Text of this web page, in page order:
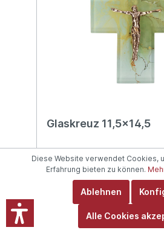
Glaskreuz 11,5x14,5
Diese Website verwendet Cookies,
Erfahrung bieten zu können.
Ablehnen
Alle Cookies